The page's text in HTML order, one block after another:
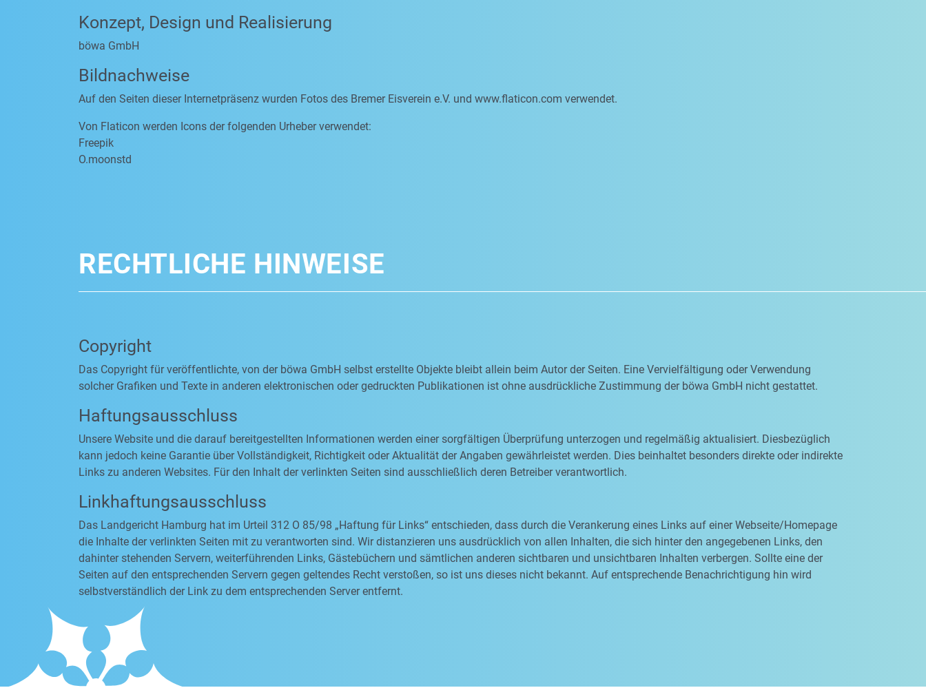
Konzept, Design und Realisierung
böwa GmbH
Bildnachweise
Auf den Seiten dieser Internetpräsenz wurden Fotos des Bremer Eisverein e.V. und www.flaticon.com verwendet.
Von Flaticon werden Icons der folgenden Urheber verwendet:
Freepik
O.moonstd
RECHTLICHE HINWEISE
Copyright
Das Copyright für veröffentlichte, von der böwa GmbH selbst erstellte Objekte bleibt allein beim Autor der Seiten. Eine Vervielfältigung oder Verwendung
solcher Grafiken und Texte in anderen elektronischen oder gedruckten Publikationen ist ohne ausdrückliche Zustimmung der böwa GmbH nicht gestattet.
Haftungsausschluss
Unsere Website und die darauf bereitgestellten Informationen werden einer sorgfältigen Überprüfung unterzogen und regelmäßig aktualisiert. Diesbezüglich
kann jedoch keine Garantie über Vollständigkeit, Richtigkeit oder Aktualität der Angaben gewährleistet werden. Dies beinhaltet besonders direkte oder indirekte
Links zu anderen Websites. Für den Inhalt der verlinkten Seiten sind ausschließlich deren Betreiber verantwortlich.
Linkhaftungsausschluss
Das Landgericht Hamburg hat im Urteil 312 O 85/98 „Haftung für Links“ entschieden, dass durch die Verankerung eines Links auf einer Webseite/Homepage
die Inhalte der verlinkten Seiten mit zu verantworten sind. Wir distanzieren uns ausdrücklich von allen Inhalten, die sich hinter den angegebenen Links, den
dahinter stehenden Servern, weiterführenden Links, Gästebüchern und sämtlichen anderen sichtbaren und unsichtbaren Inhalten verbergen. Sollte eine der
Seiten auf den entsprechenden Servern gegen geltendes Recht verstoßen, so ist uns dieses nicht bekannt. Auf entsprechende Benachrichtigung hin wird
selbstverständlich der Link zu dem entsprechenden Server entfernt.